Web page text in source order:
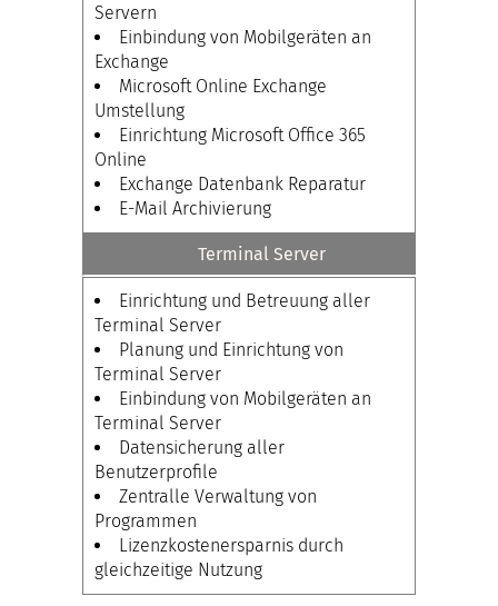
Servern
Einbindung von Mobilgeräten an
Exchange
Microsoft Online Exchange
Umstellung
Einrichtung Microsoft Office 365
Online
Exchange Datenbank Reparatur
E-Mail Archivierung
Terminal Server
Einrichtung und Betreuung aller
Terminal Server
Planung und Einrichtung von
Terminal Server
Einbindung von Mobilgeräten an
Terminal Server
Datensicherung aller
Benutzerprofile
Zentralle Verwaltung von
Programmen
Lizenzkostenersparnis durch
gleichzeitige Nutzung